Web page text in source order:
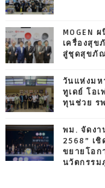
MOGEN
เครื่องสุ
สู่ชุดสุขภั
วันแห่งมห
ทูเดย์ โอ
ทุนช่วย ร
พม. จัดงา
2568” เ
ขยายโอก
นวัตกรรม